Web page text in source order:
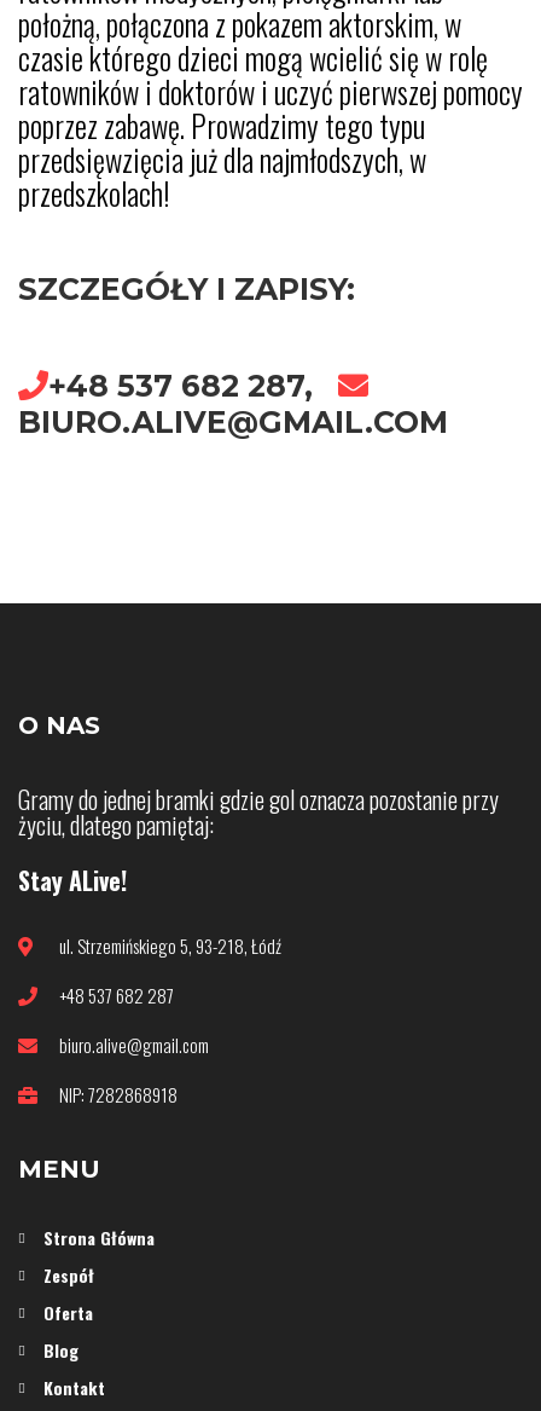
położną, połączona z pokazem aktorskim, w
czasie którego dzieci mogą wcielić się w rolę
ratowników i doktorów i uczyć pierwszej pomocy
poprzez zabawę. Prowadzimy tego typu
przedsięwzięcia już dla najmłodszych, w
przedszkolach!
SZCZEGÓŁY I ZAPISY:
+48 537 682 287,
BIURO.ALIVE@GMAIL.COM
O NAS
Gramy do jednej bramki gdzie gol oznacza pozostanie przy
życiu, dlatego pamiętaj:
Stay ALive!
ul. Strzemińskiego 5, 93-218, Łódź
+48 537 682 287
biuro.alive@gmail.com
NIP: 7282868918
MENU
Strona Główna
Zespół
Oferta
Blog
Kontakt